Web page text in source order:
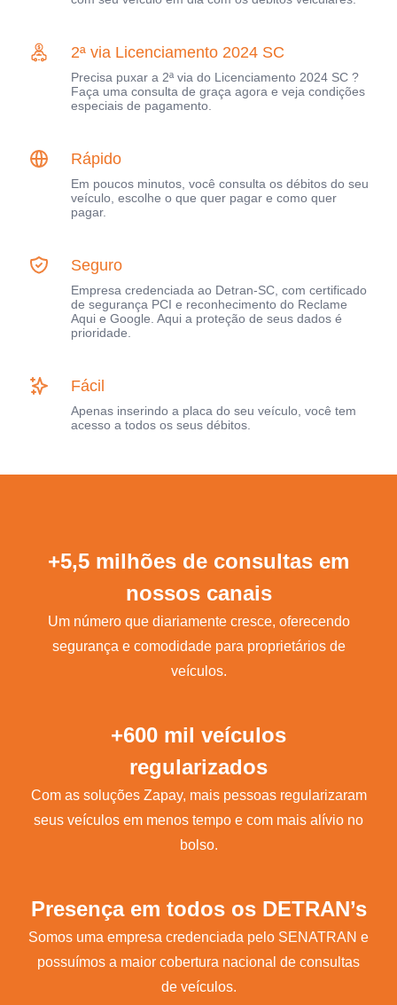
2ª via Licenciamento 2024 SC
Precisa puxar a 2ª via do Licenciamento 2024 SC ?
Faça uma consulta de graça agora e veja condições
especiais de pagamento.
Rápido
Em poucos minutos, você consulta os débitos do seu
veículo, escolhe o que quer pagar e como quer
pagar.
Seguro
Empresa credenciada ao Detran-SC, com certificado
de segurança PCI e reconhecimento do Reclame
Aqui e Google. Aqui a proteção de seus dados é
prioridade.
Fácil
Apenas inserindo a placa do seu veículo, você tem
acesso a todos os seus débitos.
+5,5 milhões de consultas em
nossos canais
Um número que diariamente cresce, oferecendo
segurança e comodidade para proprietários de
veículos.
+600 mil veículos
regularizados
Com as soluções Zapay, mais pessoas regularizaram
seus veículos em menos tempo e com mais alívio no
bolso.
Presença em todos os DETRAN’s
Somos uma empresa credenciada pelo SENATRAN e
possuímos a maior cobertura nacional de consultas
de veículos.